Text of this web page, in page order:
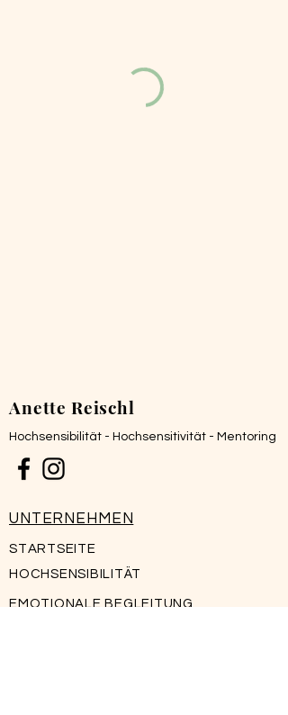
Anette Reischl
Hochsensibilität - Hochsensitivität - Mentoring
UNTERNEHMEN
STARTSEITE
HOCHSENSIBILITÄT
​EMOTIONALE BEGLEITUNG